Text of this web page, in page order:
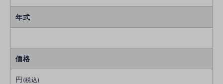
年式
価格
円 (税込)